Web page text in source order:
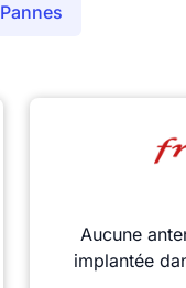
Pannes
Aucune
implantée